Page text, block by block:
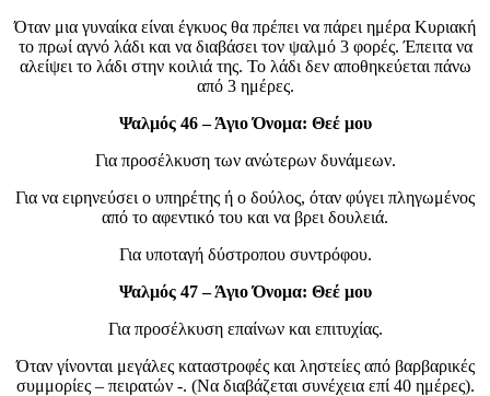
Όταν μια γυναίκα είναι έγκυος θα πρέπει να πάρει ημέρα Κυριακή
το πρωί αγνό λάδι και να διαβάσει τον ψαλμό 3 φορές. Έπειτα να
αλείψει το λάδι στην κοιλιά της. Το λάδι δεν αποθηκεύεται πάνω
από 3 ημέρες.
Ψαλμός 46 – Άγιο Όνομα: Θεέ μου
Για προσέλκυση των ανώτερων δυνάμεων.
Για να ειρηνεύσει ο υπηρέτης ή ο δούλος, όταν φύγει πληγωμένος
από το αφεντικό του και να βρει δουλειά.
Για υποταγή δύστροπου συντρόφου.
Ψαλμός 47 – Άγιο Όνομα: Θεέ μου
Για προσέλκυση επαίνων και επιτυχίας.
Όταν γίνονται μεγάλες καταστροφές και ληστείες από βαρβαρικές
συμμορίες – πειρατών -. (Να διαβάζεται συνέχεια επί 40 ημέρες).